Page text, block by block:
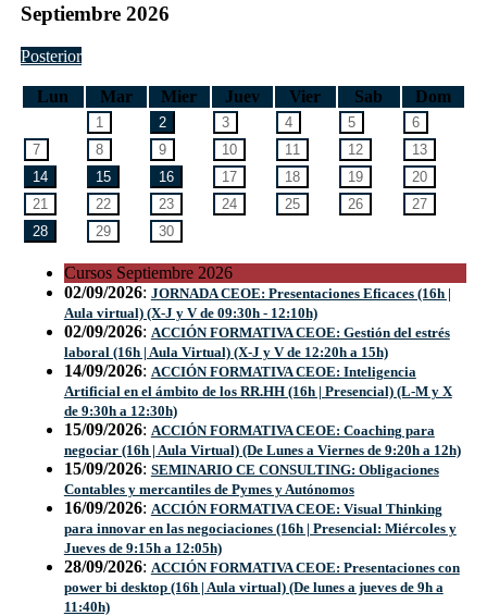
Septiembre2026
Posterior
Lun Mar Mier Juev Vier Sab Dom
Cursos Septiembre2026
02/09/2026: JORNADA CEOE: Presentaciones Eficaces (16h |
Aula virtual) (X-J y V de 09:30h - 12:10h)
02/09/2026: ACCIÓN FORMATIVA CEOE: Gestión del estrés
laboral (16h | Aula Virtual) (X-J y V de 12:20h a 15h)
14/09/2026: ACCIÓN FORMATIVA CEOE: Inteligencia
Artificial en el ámbito de los RR.HH (16h | Presencial) (L-M y X
de 9:30h a 12:30h)
15/09/2026: ACCIÓN FORMATIVA CEOE: Coaching para
negociar (16h | Aula Virtual) (De Lunes a Viernes de 9:20h a 12h)
15/09/2026: SEMINARIO CE CONSULTING: Obligaciones
Contables y mercantiles de Pymes y Autónomos
16/09/2026: ACCIÓN FORMATIVA CEOE: Visual Thinking
para innovar en las negociaciones (16h | Presencial: Miércoles y
Jueves de 9:15h a 12:05h)
28/09/2026: ACCIÓN FORMATIVA CEOE: Presentaciones con
power bi desktop (16h | Aula virtual) (De lunes a jueves de 9h a
11:40h)